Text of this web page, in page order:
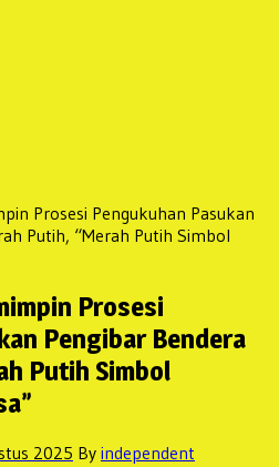
Prosesi Pengukuhan Pasukan
Putih, “Merah Putih Simbol
Prosesi
Pengibar Bendera
Putih Simbol
2025 By independent